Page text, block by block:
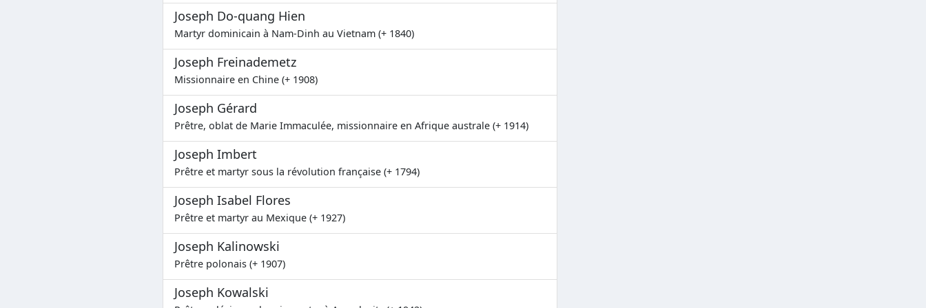
Joseph Do-quang Hien
Martyr dominicain à Nam-Dinh au Vietnam (+ 1840)
Joseph Freinademetz
Missionnaire en Chine (+ 1908)
Joseph Gérard
Prêtre, oblat de Marie Immaculée, missionnaire en Afrique australe (+ 1914)
Joseph Imbert
Prêtre et martyr sous la révolution française (+ 1794)
Joseph Isabel Flores
Prêtre et martyr au Mexique (+ 1927)
Joseph Kalinowski
Prêtre polonais (+ 1907)
Joseph Kowalski